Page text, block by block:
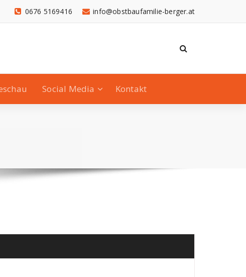
info@obstbaufamilie-berger.at
0676 5169416
Social Media Kontakt